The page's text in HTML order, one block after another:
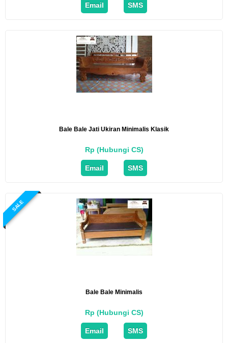
Email SMS
Bale Bale Jati Ukiran Minimalis Klasik
Rp (Hubungi CS)
Email SMS
SALE
Bale Bale Minimalis
Rp (Hubungi CS)
Email SMS